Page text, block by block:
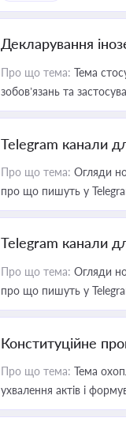
Декларування
Про що тема: Тема
зобов’язань та
Telegram канали
Про що тема: Огляди
про що пишуть у
Telegram канали
Про що тема: Огляди
про що пишуть у
Конституційне
Про що тема: Тема
ухвалення актів і